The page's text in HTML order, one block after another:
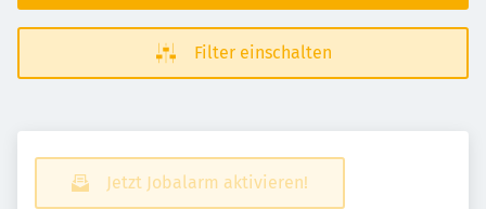
Filter einschalten
Jetzt Jobalarm aktivieren!